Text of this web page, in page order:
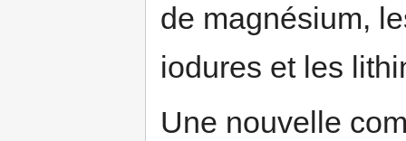
de magnésium,
iodures et les
Une nouvelle